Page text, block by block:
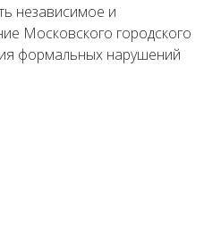
независимое и
Московского городского
формальных нарушений